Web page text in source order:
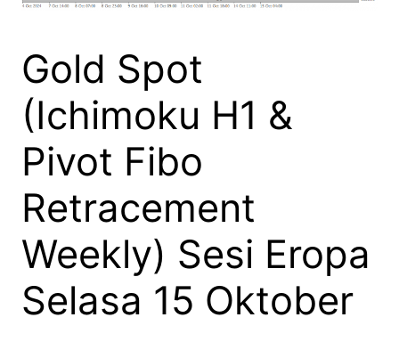
Gold Spot
(Ichimoku H1 &
Pivot Fibo
Retracement
Weekly) Sesi Eropa
Selasa 15 Oktober